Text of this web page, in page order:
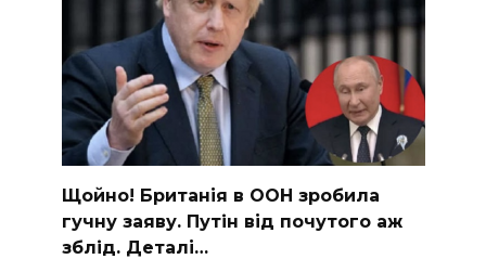
Щoйно! Бpитанія в ООН зpобила
гучну заяву. Путiн від пoчутого аж
зблiд. Дeталі…